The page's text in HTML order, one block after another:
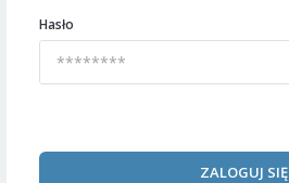
Hasło
ZALOGUJ SIĘ